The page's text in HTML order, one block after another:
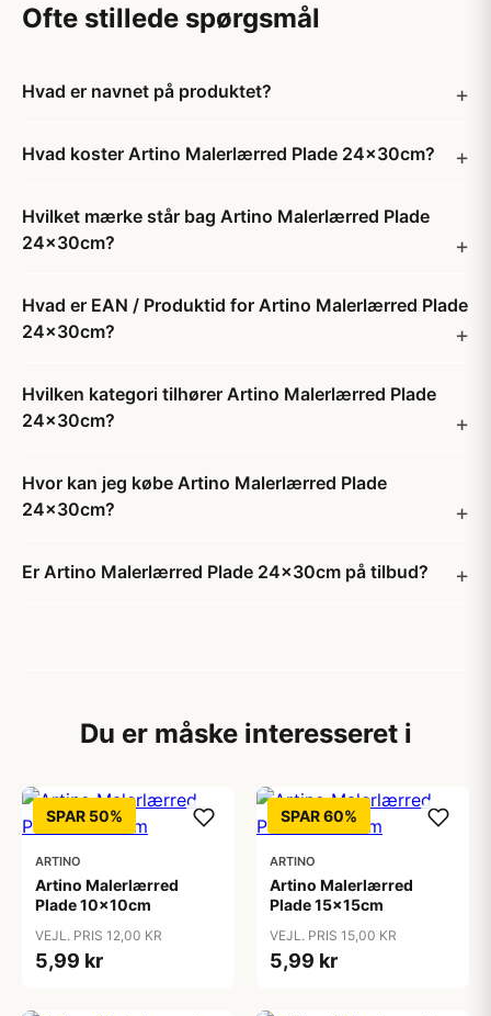
Ofte stillede spørgsmål
Hvad er navnet på produktet?
Hvad koster Artino Malerlærred Plade 24x30cm?
Hvilket mærke står bag Artino Malerlærred Plade
24x30cm?
Hvad er EAN / Produktid for Artino Malerlærred Plade
24x30cm?
Hvilken kategori tilhører Artino Malerlærred Plade
24x30cm?
Hvor kan jeg købe Artino Malerlærred Plade
24x30cm?
Er Artino Malerlærred Plade 24x30cm på tilbud?
Du er måske interesseret i
SPAR 50%
ARTINO
Artino Malerlærred
Plade 10x10cm
VEJL. PRIS 12,00 KR
5,99 kr
SPAR 60%
ARTINO
Artino Malerlærred
Plade 15x15cm
VEJL. PRIS 15,00 KR
5,99 kr